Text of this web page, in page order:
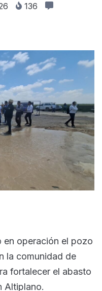
136
en operación el pozo
la comunidad de
fortalecer el abasto
Altiplano.